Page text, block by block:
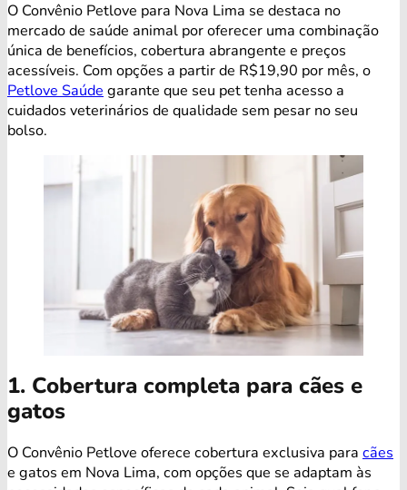
O Convênio Petlove para Nova Lima se destaca no
mercado de saúde animal por oferecer uma combinação
única de benefícios, cobertura abrangente e preços
acessíveis. Com opções a partir de R$19,90 por mês, o
Petlove Saúde garante que seu pet tenha acesso a
cuidados veterinários de qualidade sem pesar no seu
bolso.
1. Cobertura completa para cães e
gatos
O Convênio Petlove oferece cobertura exclusiva para cães
e gatos em Nova Lima, com opções que se adaptam às